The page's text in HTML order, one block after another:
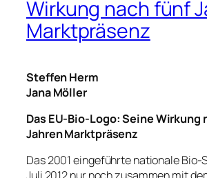
Wirkung nach fünf
Marktpräsenz
Steffen Herm
Jana Möller
Das EU-Bio-Logo: Seine Wirkung
Jahren Marktpräsenz
Das 2001 eingeführte nationale Bio-